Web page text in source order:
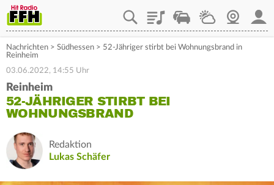
PlaylistStaupilotWetterWebcam
Nachrichten > Südhessen > 52-Jähriger stirbt bei Wohnungsbrand in
Reinheim
03.06.2022, 14:55 Uhr
Reinheim
52-JÄHRIGER STIRBT BEI
WOHNUNGSBRAND
Redaktion
Lukas Schäfer